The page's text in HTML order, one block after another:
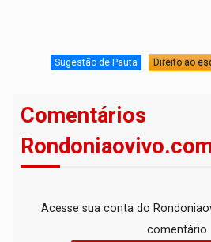
Sugestão de Pauta Direito ao
Comentários
Acesse sua conta do
comentário